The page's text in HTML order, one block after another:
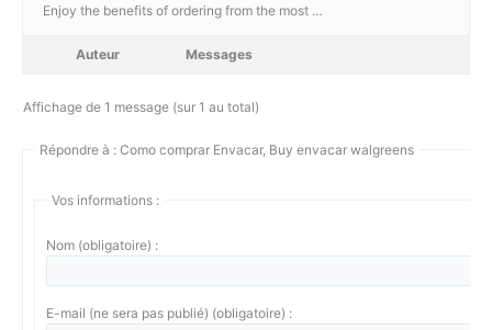
Enjoy the benefits of ordering from the most …
Auteur Messages
Affichage de 1 message (sur 1 au total)
Répondre à : Como comprar Envacar, Buy envacar walgreens
Vos informations :
Nom (obligatoire) :
E-mail (ne sera pas publié) (obligatoire) :